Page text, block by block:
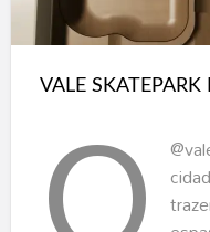
VALE
SKATEPARK
LORENA/SP
VALE